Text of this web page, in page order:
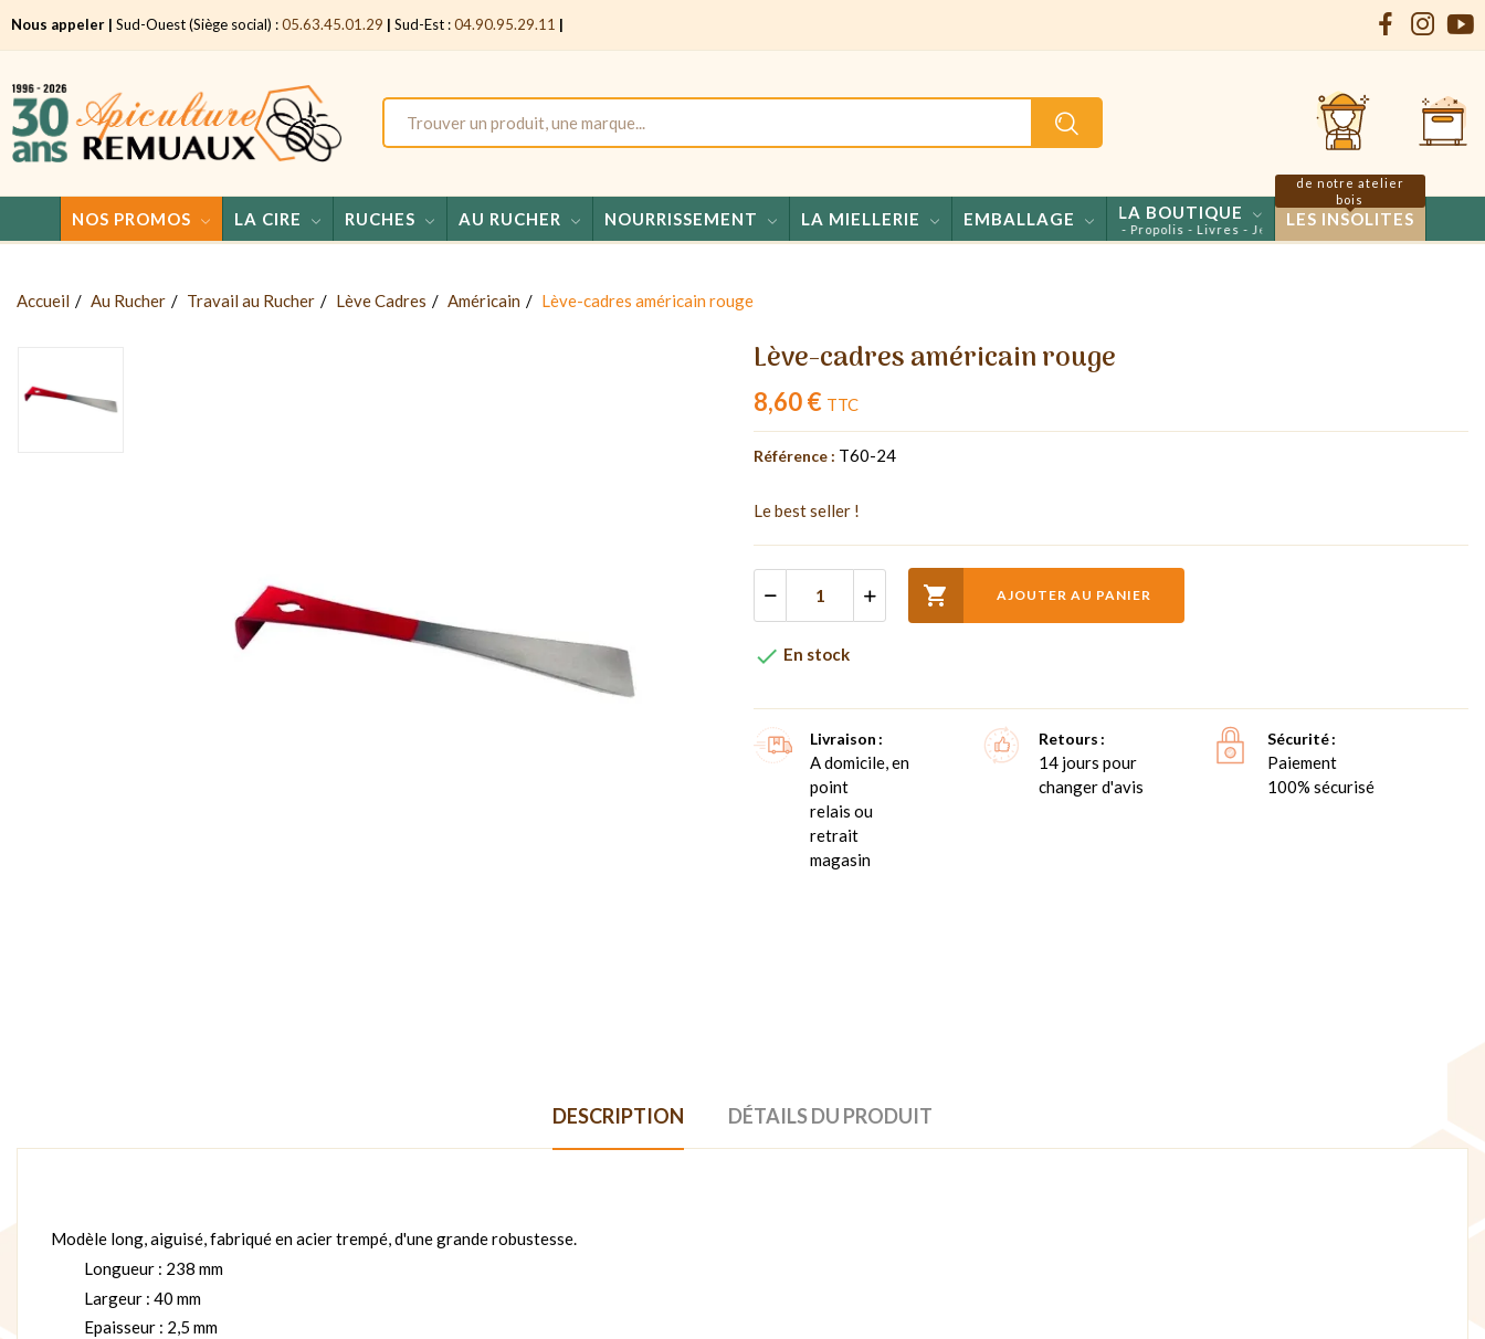
Nous appeler | Sud-Ouest (Siège social) :05.63.45.01.29 | Sud-Est :04.90.95.29.11 |
NOS PROMOS LA CIRE RUCHES AU RUCHER NOURRISSEMENT LA MIELLERIE EMBALLAGE LA BOUTIQUE
Miels - Confiseries - Propolis - Livres - Jeux
LES INSOLITES
de notre atelier
bois
Accueil Au Rucher Travail au Rucher Lève Cadres Américain Lève-cadres américain rouge
Lève-cadres américain rouge
8,60 € TTC
Référence : T60-24
Le best seller !
 AJOUTER AU PANIER
 En stock
Livraison
A domicile, en
point
relais ou
retrait
magasin
Retours
14 jours pour
changer d'avis
Sécurité
Paiement
100% sécurisé
DESCRIPTION DÉTAILS DU PRODUIT
Modèle long, aiguisé, fabriqué en acier trempé, d'une grande robustesse.
Longueur : 238 mm
Largeur : 40 mm
Epaisseur : 2,5 mm